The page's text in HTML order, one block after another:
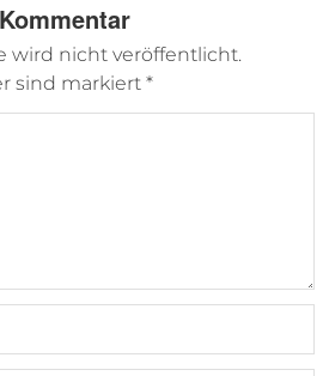
wird nicht veröffentlicht.
sind markiert *